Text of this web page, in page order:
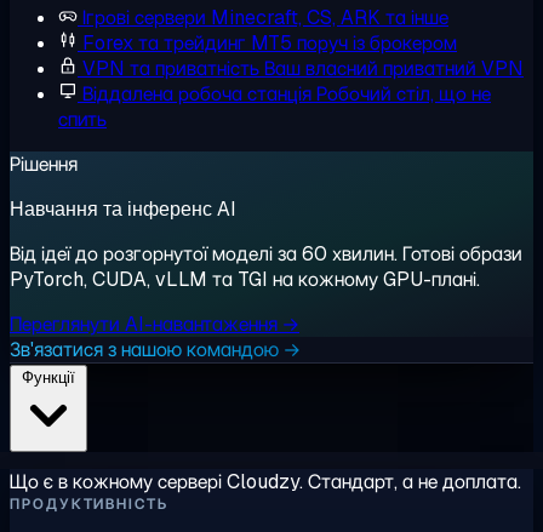
Ігрові сервери Minecraft, CS, ARK та інше
Forex та трейдинг MT5 поруч із брокером
VPN та приватністьВаш власний приватний VPN
Віддалена робоча станціяРобочий стіл, що не
спить
Рішення
Навчання та інференс AI
Від ідеї до розгорнутої моделі за 60 хвилин. Готові образи
PyTorch, CUDA, vLLM та TGI на кожному GPU-плані.
Переглянути AI-навантаження →
Зв'язатися з нашою командою →
Що є в кожному сервері Cloudzy. Стандарт, а не доплата.
ПРОДУКТИВНІСТЬ